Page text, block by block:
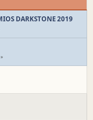
DARKSTONE 2019